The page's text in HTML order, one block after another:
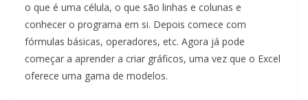
o que é uma célula, o que são linhas e colunas e
conhecer o programa em si. Depois comece com
fórmulas básicas, operadores, etc. Agora já pode
começar a aprender a criar gráficos, uma vez que o Excel
oferece uma gama de modelos.